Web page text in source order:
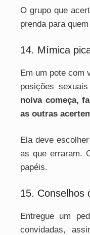
O grupo que
prenda para
14. Mímica
Em um pote com
posições
noiva começa,
as outras
Ela deve
as que erraram.
papéis.
15. Conselhos
Entregue um
convidadas,